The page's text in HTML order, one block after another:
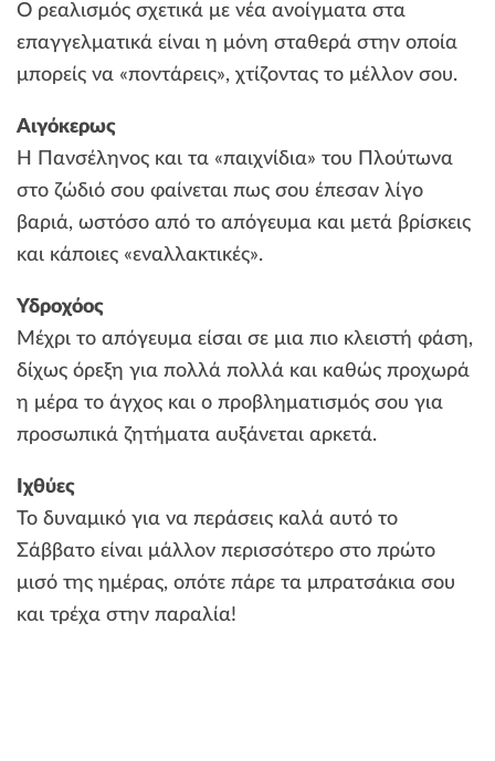
Ο ρεαλισμός σχετικά με νέα ανοίγματα στα
επαγγελματικά είναι η μόνη σταθερά στην οποία
μπορείς να «ποντάρεις», χτίζοντας το μέλλον σου.
Αιγόκερως
Η Πανσέληνος και τα «παιχνίδια» του Πλούτωνα
στο ζώδιό σου φαίνεται πως σου έπεσαν λίγο
βαριά, ωστόσο από το απόγευμα και μετά βρίσκεις
και κάποιες «εναλλακτικές».
Υδροχόος
Μέχρι το απόγευμα είσαι σε μια πιο κλειστή φάση,
δίχως όρεξη για πολλά πολλά και καθώς προχωρά
η μέρα το άγχος και ο προβληματισμός σου για
προσωπικά ζητήματα αυξάνεται αρκετά.
Ιχθύες
Το δυναμικό για να περάσεις καλά αυτό το
Σάββατο είναι μάλλον περισσότερο στο πρώτο
μισό της ημέρας, οπότε πάρε τα μπρατσάκια σου
και τρέχα στην παραλία!